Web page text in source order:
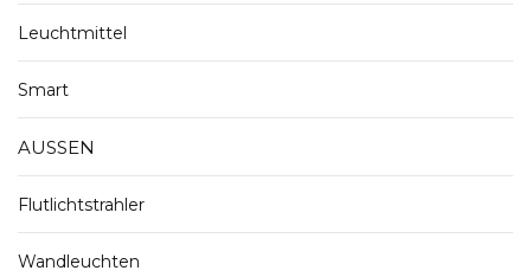
Leuchtmittel
Smart
AUSSEN
Flutlichtstrahler
Wandleuchten